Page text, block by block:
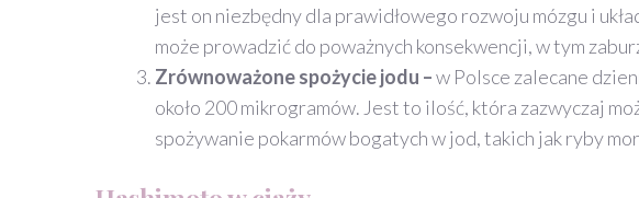
jest on niezbędny dla prawidłowego rozwoju mózgu i
może prowadzić do poważnych konsekwencji, w tym
Zrównoważone spożycie jodu –w Polsce zalecane
około 200 mikrogramów. Jest to ilość, która zazwyczaj
spożywanie pokarmów bogatych w jod, takich jak ryby